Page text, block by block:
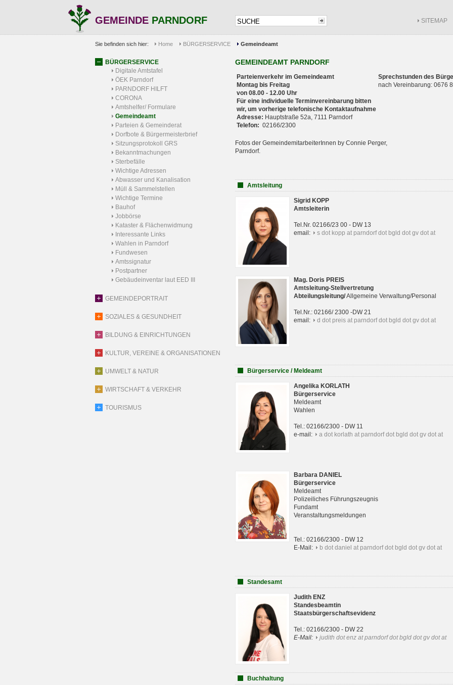
GEMEINDE PARNDORF SITEMAP
Sie befinden sich hier: Home BÜRGERSERVICE Gemeindeamt
BÜRGERSERVICE
Digitale Amtstafel
ÖEK Parndorf
PARNDORF HILFT
CORONA
Amtshelfer/ Formulare
Gemeindeamt
Parteien & Gemeinderat
Dorfbote & Bürgermeisterbrief
Sitzungsprotokoll GRS
Bekanntmachungen
Sterbefälle
Wichtige Adressen
Abwasser und Kanalisation
Müll & Sammelstellen
Wichtige Termine
Bauhof
Jobbörse
Kataster & Flächenwidmung
Interessante Links
Wahlen in Parndorf
Fundwesen
Amtssignatur
Postpartner
Gebäudeinventar laut EED III
GEMEINDEPORTRAIT
SOZIALES & GESUNDHEIT
BILDUNG & EINRICHTUNGEN
KULTUR, VEREINE & ORGANISATIONEN
UMWELT & NATUR
WIRTSCHAFT & VERKEHR
TOURISMUS
GEMEINDEAMT PARNDORF
Parteienverkehr im Gemeindeamt
Montag bis Freitag
von 08.00 - 12.00 Uhr
Für eine individuelle Terminvereinbarung bitten
wir, um vorherige telefonische Kontaktaufnahme
Adresse: Hauptstraße 52a, 7111 Parndorf
Telefon: 02166/2300
Sprechstunden des
nach Vereinbarung: 0676
Fotos der GemeindemitarbeiterInnen by Connie Perger,
Parndorf.
Amtsleitung
Sigrid KOPP
Amtsleiterin
Tel.Nr. 02166/23 00 - DW 13
email:
s dot kopp at parndorf dot bgld dot gv dot at
Mag. Doris PREIS
Amtsleitung-Stellvertretung
Abteilungsleitung/Allgemeine Verwaltung/Personal
Tel.Nr.: 02166/ 2300 -DW 21
email:
d dot preis at parndorf dot bgld dot gv dot at
Bürgerservice / Meldeamt
Angelika KORLATH
Bürgerservice
Meldeamt
Wahlen
Tel.: 02166/2300 - DW 11
e-mail:
a dot korlath at parndorf dot bgld dot gv dot at
Barbara DANIEL
Bürgerservice
Meldeamt
Polizeiliches Führungszeugnis
Fundamt
Veranstaltungsmeldungen
Tel.: 02166/2300 - DW 12
E-Mail:
b dot daniel at parndorf dot bgld dot gv dot at
Standesamt
Judith ENZ
Standesbeamtin
Staatsbürgerschaftsevidenz
Tel.: 02166/2300 - DW 22
E-Mail:
judith dot enz at parndorf dot bgld dot gv dot at
Buchhaltung